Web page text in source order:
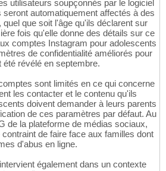
utilisateurs soupçonnés par le logiciel
automatiquement affectés à des
que soit l'âge qu'ils déclarent sur
fois qu'elle donne des détails sur ce
comptes Instagram pour adolescents
de confidentialité améliorés pour
révélé en septembre.
sont limités en ce qui concerne
les contacter et le contenu qu'ils
doivent demander à leurs parents
de ces paramètres par défaut. Au
de la plateforme de médias sociaux,
de faire face aux familles dont
d'abus en ligne.
également dans un contexte